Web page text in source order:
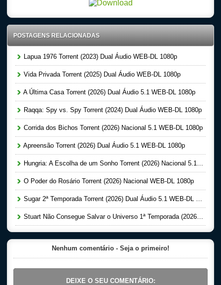
POSTAGENS RELACIONADAS
Lapua 1976 Torrent (2023) Dual Áudio WEB-DL 1080p
Vida Privada Torrent (2025) Dual Áudio WEB-DL 1080p
A Última Casa Torrent (2026) Dual Áudio 5.1 WEB-DL 1080p
Raqqa: Spy vs. Spy Torrent (2024) Dual Áudio WEB-DL 1080p
Corrida dos Bichos Torrent (2026) Nacional 5.1 WEB-DL 1080p
Apreensão Torrent (2026) Dual Áudio 5.1 WEB-DL 1080p
Hungria: A Escolha de um Sonho Torrent (2026) Nacional 5.1 WEB-DL 1080p
O Poder do Rosário Torrent (2026) Nacional WEB-DL 1080p
Sugar 2ª Temporada Torrent (2026) Dual Áudio 5.1 WEB-DL 1080p
Stuart Não Consegue Salvar o Universo 1ª Temporada (2026) Dual Áudio 5.1 WEB-DL 1080p
Nenhum comentário - Seja o primeiro!
DEIXE O SEU COMENTÁRIO: